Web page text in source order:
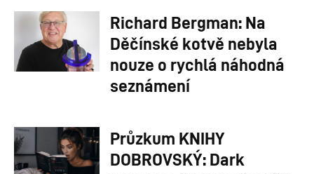
Richard Bergman: Na
Děčínské kotvě nebyla
nouze o rychlá náhodná
seznámení
Průzkum KNIHY
DOBROVSKÝ: Dark